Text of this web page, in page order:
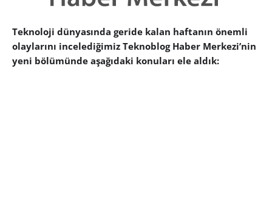
Teknoloji dünyasında geride kalan haftanın önemli
olaylarını incelediğimiz Teknoblog Haber Merkezi’nin
yeni bölümünde aşağıdaki konuları ele aldık: